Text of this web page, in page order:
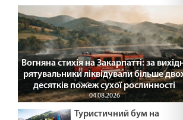
ВИГНАТИ САМОЗВАНЦЯ /1496/ Майтеся
файно
07.02.2025
БАЧИТИ ДОБРО /1495/ Майтеся файно
06.02.2025
Вогняна стихія на Закарпатті: за
рятувальники ліквідували більше
десятків пожеж сухої рослинності
04.08.2026
Туристичний бум на